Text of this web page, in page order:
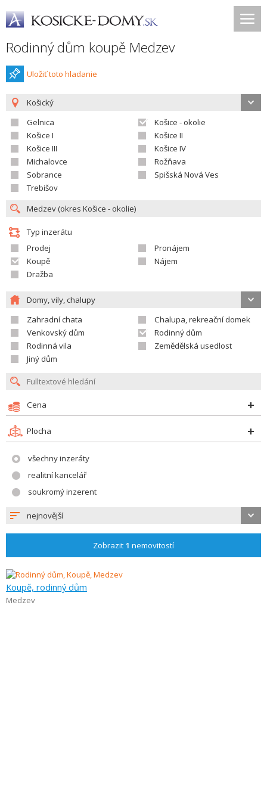
Rodinný dům koupě Medzev
Uložiť toto hladanie
Košický
Gelnica
Košice - okolie
Košice I
Košice II
Košice III
Košice IV
Michalovce
Rožňava
Sobrance
Spišská Nová Ves
Trebišov
Typ inzerátu
Prodej
Pronájem
Koupě
Nájem
Dražba
Domy, vily, chalupy
Zahradní chata
Chalupa, rekreační domek
Venkovský dům
Rodinný dům
Rodinná vila
Zemědělská usedlost
Jiný dům
Cena
Plocha
všechny inzeráty
realitní kancelář
soukromý inzerent
nejnovější
Zobrazit 1 nemovitostí
Koupě, rodinný dům
Medzev